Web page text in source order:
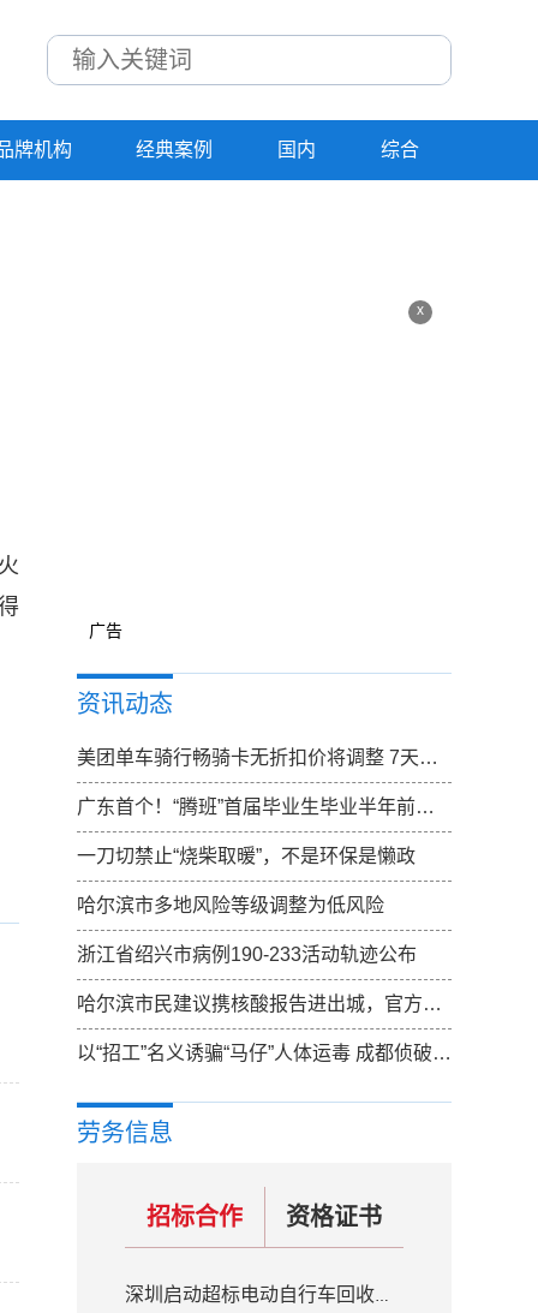
牌机构 经典案例 国内 综合
x
广告
资讯动态
美团单车骑行畅骑卡无折扣价将调整 7天卡无折扣价调整为15元
广东首个！“腾班”首届毕业生毕业半年前确定去向
一刀切禁止“烧柴取暖”，不是环保是懒政
哈尔滨市多地风险等级调整为低风险
浙江省绍兴市病例190-233活动轨迹公布
哈尔滨市民建议携核酸报告进出城，官方：已向上反映，一起期待结果
以“招工”名义诱骗“马仔”人体运毒 成都侦破特大跨国涉黑走私毒品案
劳务信息
招标合作 资格证书
深圳启动超标电动自行车回收置换补贴活动 补贴200元-800元不等